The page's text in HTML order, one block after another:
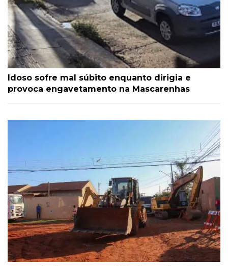
Idoso sofre mal súbito enquanto dirigia e
provoca engavetamento na Mascarenhas